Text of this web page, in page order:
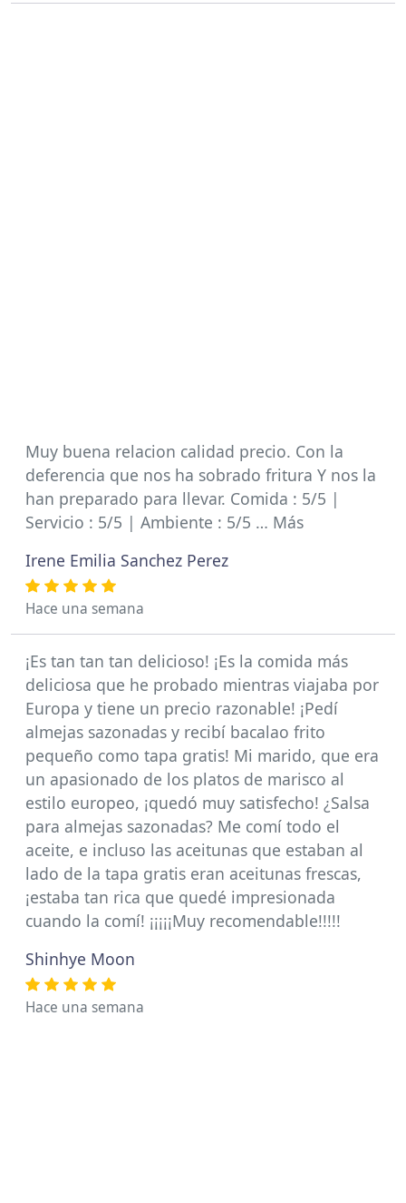
Muy buena relacion calidad precio. Con la
deferencia que nos ha sobrado fritura Y nos la
han preparado para llevar. Comida : 5/5 |
Servicio : 5/5 | Ambiente : 5/5 … Más
Irene Emilia Sanchez Perez
Hace una semana
¡Es tan tan tan delicioso! ¡Es la comida más
deliciosa que he probado mientras viajaba por
Europa y tiene un precio razonable! ¡Pedí
almejas sazonadas y recibí bacalao frito
pequeño como tapa gratis! Mi marido, que era
un apasionado de los platos de marisco al
estilo europeo, ¡quedó muy satisfecho! ¿Salsa
para almejas sazonadas? Me comí todo el
aceite, e incluso las aceitunas que estaban al
lado de la tapa gratis eran aceitunas frescas,
¡estaba tan rica que quedé impresionada
cuando la comí! ¡¡¡¡¡Muy recomendable!!!!!
Shinhye Moon
Hace una semana